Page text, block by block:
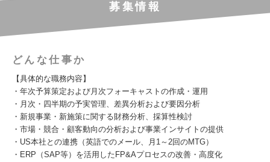
募集情報
どんな仕事か
【具体的な職務内容】
・年次予算策定および月次フォーキャストの作成・運用
・月次・四半期の予実管理、差異分析および要因分析
・新規事業・新施策に関する財務分析、採算性検討
・市場・競合・顧客動向の分析および事業インサイトの提供
・US本社との連携（英語でのメール、月1～2回のMTG）
・ERP（SAP等）を活用したFP&Aプロセスの改善・高度化